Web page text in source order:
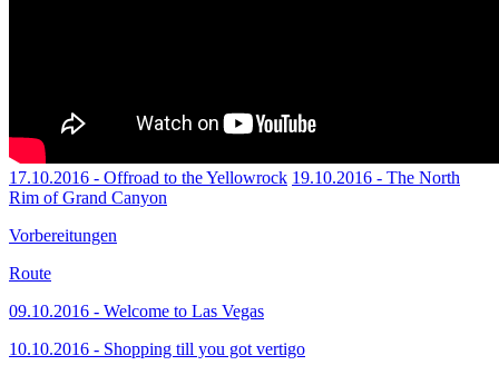
17.10.2016 - Offroad to the Yellowrock 19.10.2016 - The North
Rim of Grand Canyon
Vorbereitungen
Route
09.10.2016 - Welcome to Las Vegas
10.10.2016 - Shopping till you got vertigo